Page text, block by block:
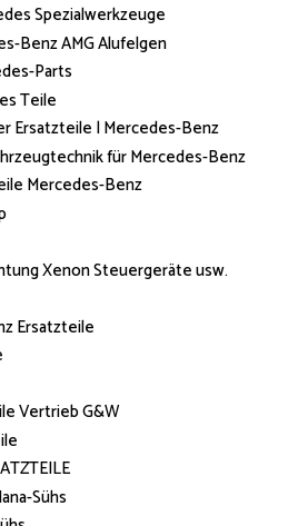
Spezialwerkzeuge
Benz AMG Alufelgen
Parts
Teile
Ersatzteile | Mercedes-Benz
für Mercedes-Benz
Mercedes-Benz
Xenon Steuergeräte usw.
Ersatzteile
Vertrieb G&W
Sühs